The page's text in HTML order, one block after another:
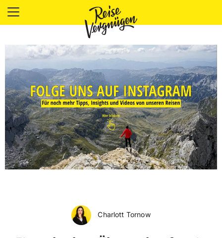
LÄNDER
UNTERKÜNFTE
FOOD
PLANUNG
OUTDOOR
Charlott Tornow